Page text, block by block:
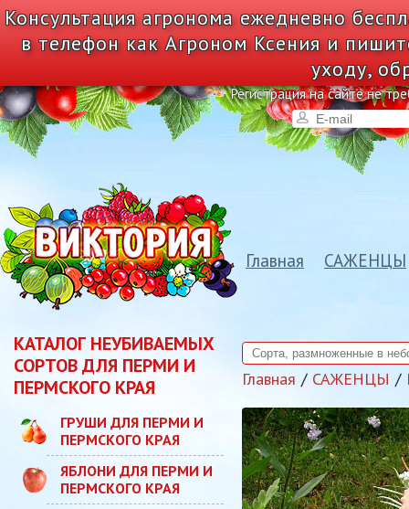
Консультация агронома ежедневно
в телефон как Агроном Ксения и
уходу,
Регистрация на сайте не
Главная САЖЕНЦЫ
КАТАЛОГ НЕУБИВАЕМЫХ
СОРТОВ ДЛЯ ПЕРМИ И
ПЕРМСКОГО КРАЯ
ГРУШИ ДЛЯ ПЕРМИ И
ПЕРМСКОГО КРАЯ
ЯБЛОНИ ДЛЯ ПЕРМИ И
ПЕРМСКОГО КРАЯ
Главная САЖЕНЦЫ